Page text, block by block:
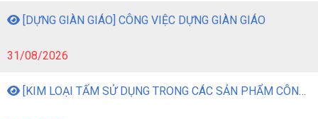
[DỰNG GIÀN GIÁO] CÔNG VIỆC DỰNG GIÀN GIÁO
31/08/2026
[KIM LOẠI TẤM SỬ DỤNG TRONG CÁC SẢN PHẨM CÔNG NGHIỆP] CÔNG VIỆC GIA CÔNG KIM LOẠI TẤM BẰNG MÁY MÓC